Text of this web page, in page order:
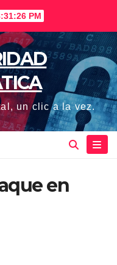
PM
un clic a la vez.
en